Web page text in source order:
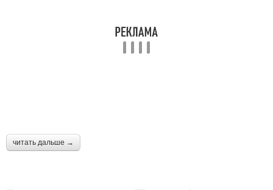
читать дальше →